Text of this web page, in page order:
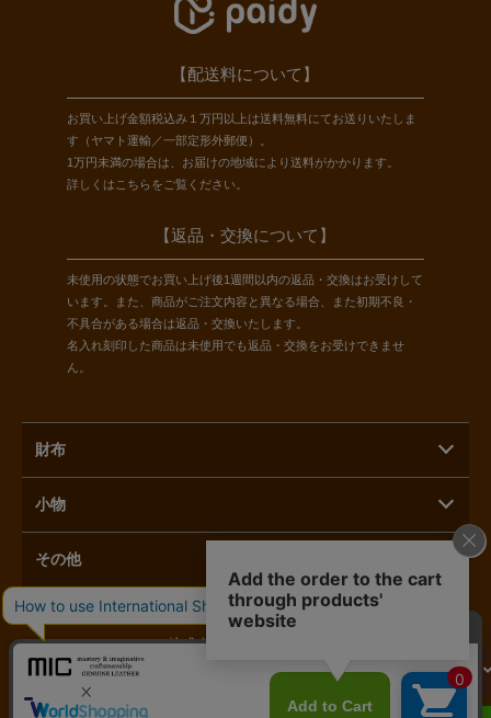
へ進む
【配送料について】
お買い上げ金額税込み１万円以上は送料無料にてお送りいたしま
す（ヤマト運輸／一部定形外郵便）。
1万円未満の場合は、お届けの地域により送料がかかります。
詳しくは こちらをご覧ください。
【返品・交換について】
未使用の状態でお買い上げ後1週間以内の返品・交換はお受けして
います。また、商品がご注文内容と異なる場合、また初期不良・
不具合がある場合は返品・交換いたします。
名入れ刻印した商品は未使用でも返品・交換をお受けできませ
ん。
財布
小物
その他
株式会社ラモーダヨシダ
〒110-0015 東京都台東区東上野1-3-3